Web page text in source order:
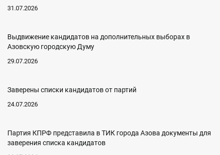
31.07.2026
Выдвижение кандидатов на дополнительных выборах в
Азовскую городскую Думу
29.07.2026
Заверены списки кандидатов от партий
24.07.2026
Партия КПРФ представила в ТИК города Азова документы для
заверения списка кандидатов